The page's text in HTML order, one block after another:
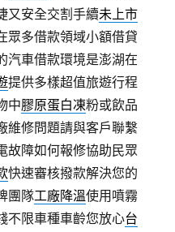
又安全交割手續未上市
眾多借款領域小額借貸
汽車借款環境是澎湖在
提供多樣超值旅遊行程
中膠原蛋白凍粉或飲品
維修問題請與客戶聯繫
故障如何報修協助民眾
快速審核撥款解決您的
團隊工廠降溫使用噴霧
不限車種車齡您放心台